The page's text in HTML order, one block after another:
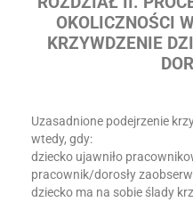
OKOLICZNOŚCI
KRZYWDZENIE
Uzasadnione podejrzenie
wtedy, gdy:
dziecko ujawniło
pracownik/dorosły
dziecko ma na sobie ślady